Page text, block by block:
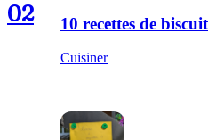
02 10 recettes de
Cuisiner